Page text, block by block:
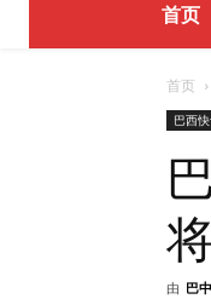
首页
首页
巴西
由 巴